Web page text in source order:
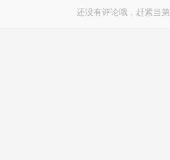
还没有评论哦，赶紧当